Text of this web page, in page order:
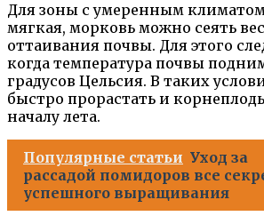
Для зоны с умеренным
мягкая, морковь можно сеять
оттаивания почвы. Для этого
когда температура почвы
градусов Цельсия. В таких
быстро прорастать и
началу лета.
Популярные статьи Уход за
рассадой помидоров все
успешного выращивания